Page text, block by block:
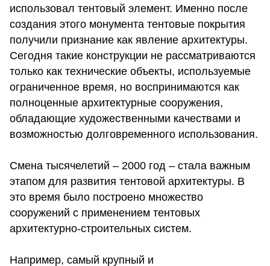
использовал тентовый элемент. Именно после
создания этого монумента тентовые покрытия
получили признание как явление архитектуры.
Сегодня такие конструкции не рассматриваются
только как технические объекты, используемые
ограниченное время, но воспринимаются как
полноценные архитектурные сооружения,
обладающие художественными качествами и
возможностью долговременного использования.
Смена тысячелетий – 2000 год – стала важным
этапом для развития тентовой архитектуры. В
это время было построено множество
сооружений с применением тентовых
архитектурно-строительных систем.
Например, самый крупный и